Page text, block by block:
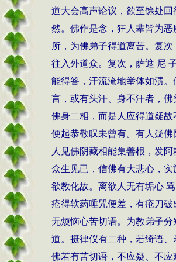
道大会高声论议，欲至馀处
然。佛作是念，狂人辈皆为
所，为佛弟子得道离苦。复
往入外道众。复次，萨遮 尼
能得答，汗流淹地举体如渍
言，或有头汗、身不汗者，
佛身二相，而是人应得道疑
便起恭敬叹未曾有。有人疑
人见佛阴藏相能集善根，发
众生见已，信佛有大悲心，
欲教化故。离欲人无有垢心
疮得软药唾咒便差，有疮刀
无烦恼心苦切语。为教弟子
道。摄律仪有二种，若绮语
佛若有苦切语，不应疑、不